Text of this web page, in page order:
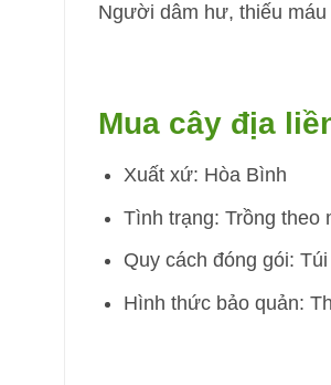
Người dâm hư, thiếu
Mua cây địa
Xuất xứ: Hòa Bình
Tình trạng: Trồng theo
Quy cách đóng gói:
Hình thức bảo quản: